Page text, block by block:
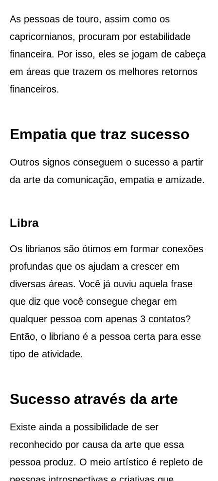
As pessoas de touro, assim como os
capricornianos, procuram por estabilidade
financeira. Por isso, eles se jogam de cabeça
em áreas que trazem os melhores retornos
financeiros.
Empatia que traz sucesso
Outros signos conseguem o sucesso a partir
da arte da comunicação, empatia e amizade.
Libra
Os librianos são ótimos em formar conexões
profundas que os ajudam a crescer em
diversas áreas. Você já ouviu aquela frase
que diz que você consegue chegar em
qualquer pessoa com apenas 3 contatos?
Então, o libriano é a pessoa certa para esse
tipo de atividade.
Sucesso através da arte
Existe ainda a possibilidade de ser
reconhecido por causa da arte que essa
pessoa produz. O meio artístico é repleto de